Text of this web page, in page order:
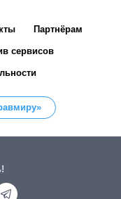
Партнёрам
сервисов